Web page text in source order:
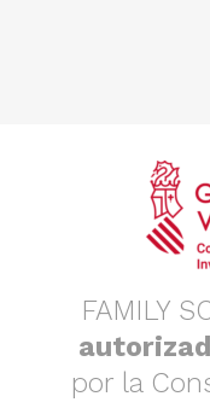
FAMILY
por la